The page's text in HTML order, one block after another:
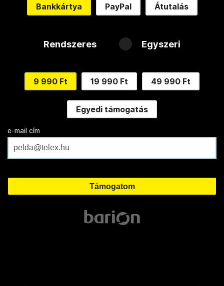
Bankkártya PayPal Átutalás
Rendszeres Egyszeri
9 990 Ft 19 990 Ft 49 990 Ft
Egyedi támogatás
e-mail cím